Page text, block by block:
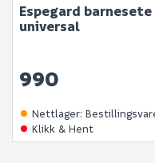
Espegard barnesete
universal
990
Nettlager:
Klikk & Hent